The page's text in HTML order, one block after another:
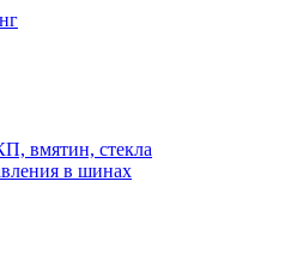
вмятин, стекла
в шинах